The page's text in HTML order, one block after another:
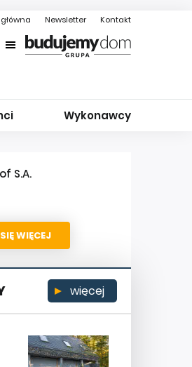
Newsletter Kontakt
Wykonawcy
S.A.
WIĘCEJ
więcej